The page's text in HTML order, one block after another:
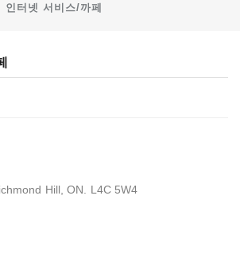
인터넷 서비스/까페
Hill, ON. L4C 5W4